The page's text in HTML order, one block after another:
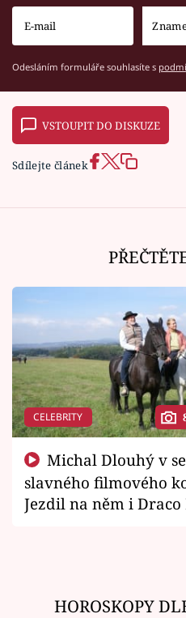
Odesláním formuláře souhlasíte s
VSTOUPIT DO DISKUZE
Sdílejte článek
CELEBRITY
slavného filmového
Jezdil na něm i
HOROSKOPY